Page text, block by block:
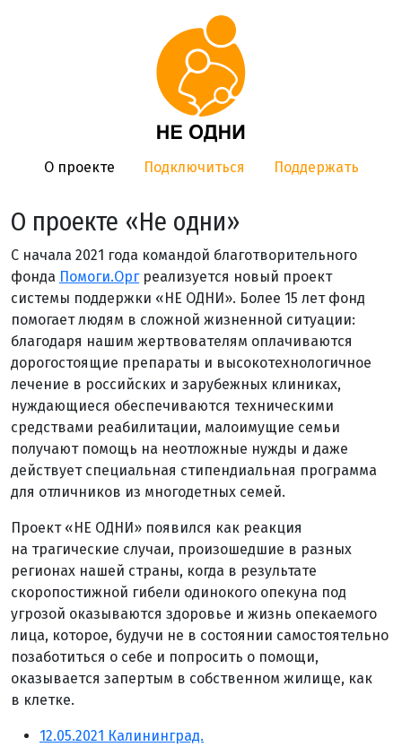
О проекте Подключиться Поддержать
О проекте «Не одни»
С начала 2021 года командой благотворительного
фонда Помоги.Оргреализуется новый проект
системы поддержки «НЕ ОДНИ». Более 15 лет фонд
помогает людям в сложной жизненной ситуации:
благодаря нашим жертвователям оплачиваются
дорогостоящие препараты и высокотехнологичное
лечение в российских и зарубежных клиниках,
нуждающиеся обеспечиваются техническими
средствами реабилитации, малоимущие семьи
получают помощь на неотложные нужды и даже
действует специальная стипендиальная программа
для отличников из многодетных семей.
Проект «НЕ ОДНИ» появился как реакция
на трагические случаи, произошедшие в разных
регионах нашей страны, когда в результате
скоропостижной гибели одинокого опекуна под
угрозой оказываются здоровье и жизнь опекаемого
лица, которое, будучи не в состоянии самостоятельно
позаботиться о себе и попросить о помощи,
оказывается запертым в собственном жилище, как
в клетке.
12.05.2021 Калининград.